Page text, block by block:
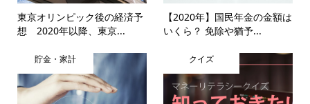
東京オリンピック後の経済予
想 2020年以降、東京...
【2020年】国民年金の金額は
いくら？ 免除や猶予...
貯金・家計 クイズ